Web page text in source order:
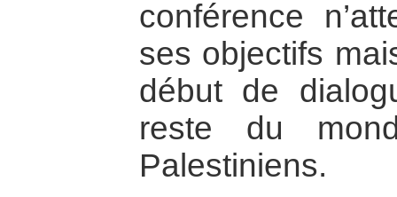
conférence
ses objectifs
début de
reste du
Palestiniens.